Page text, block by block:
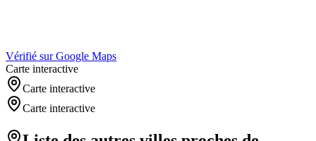
Vérifié sur Google Maps
Carte interactive
Carte interactive
Carte interactive